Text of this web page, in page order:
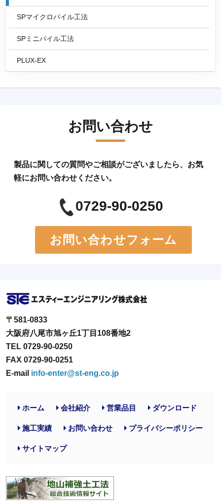
SPマイクロパイル工法
SPミニパイル工法
PLUX-EX
お問い合わせ
製品に関しての質問やご相談がございましたら、お気
軽にお問い合わせください。
0729-90-0250
お問い合わせフォーム
〒581-0833
大阪府八尾市旭ヶ丘1丁目108番地2
TEL 0729-90-0250
FAX 0729-90-0251
E-mail info-enter@st-eng.co.jp
ホーム 会社紹介 営業品目 ダウンロード
施工実績 お問い合わせ プライバシーポリシー
サイトマップ